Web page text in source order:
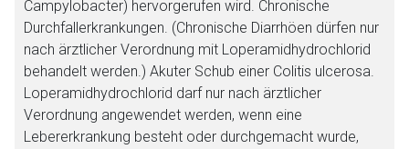
Campylobacter) hervorgerufen wird. Chronische
Durchfallerkrankungen. (Chronische Diarrhöen dürfen nur
nach ärztlicher Verordnung mit Loperamidhydrochlorid
behandelt werden.) Akuter Schub einer Colitis ulcerosa.
Loperamidhydrochlorid darf nur nach ärztlicher
Verordnung angewendet werden, wenn eine
Lebererkrankung besteht oder durchgemacht wurde,